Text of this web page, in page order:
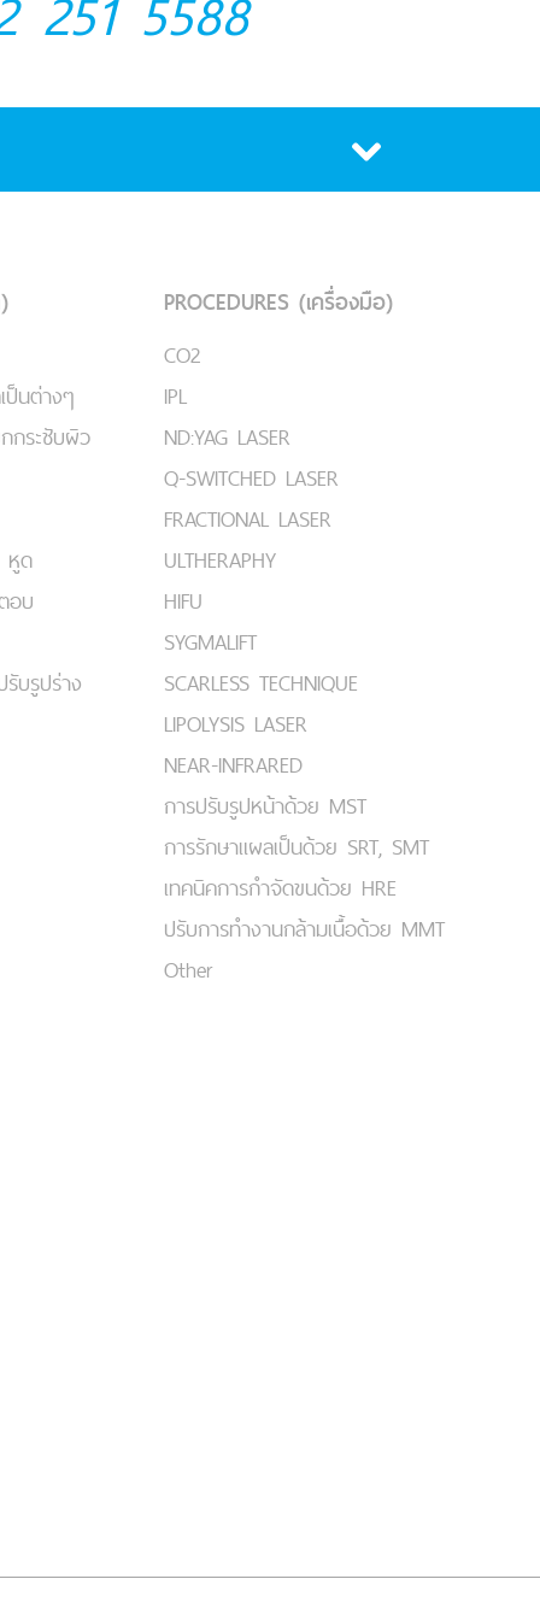
นต่างๆ
ระชับผิว
หูด
อบ
บรูปร่าง
PROCEDURES (เครื่องมือ)
CO2
IPL
ND:YAG LASER
Q-SWITCHED LASER
FRACTIONAL LASER
ULTHERAPHY
HIFU
SYGMALIFT
SCARLESS TECHNIQUE
LIPOLYSIS LASER
NEAR-INFRARED
การปรับรูปหน้าด้วย MST
การรักษาแผลเป็นด้วย SRT, SMT
เทคนิคการกำจัดขนด้วย HRE
ปรับการทำงานกล้ามเนื้อด้วย MMT
Other